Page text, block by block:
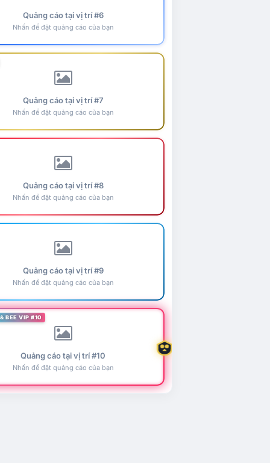
Quảng cáo tại vị trí #6
Nhấn để đặt quảng cáo của bạn
Quảng cáo tại vị trí #7
Nhấn để đặt quảng cáo của bạn
Quảng cáo tại vị trí #8
Nhấn để đặt quảng cáo của bạn
Quảng cáo tại vị trí #9
Nhấn để đặt quảng cáo của bạn
BEE VIP #10
Quảng cáo tại vị trí #10
Nhấn để đặt quảng cáo của bạn